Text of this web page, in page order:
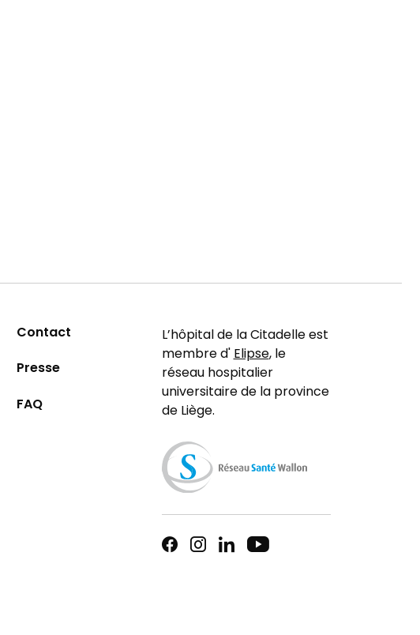
Contact
Presse
FAQ
L’hôpital de la Citadelle est
membre d'Elipse, le
réseau hospitalier
universitaire de la province
de Liège.